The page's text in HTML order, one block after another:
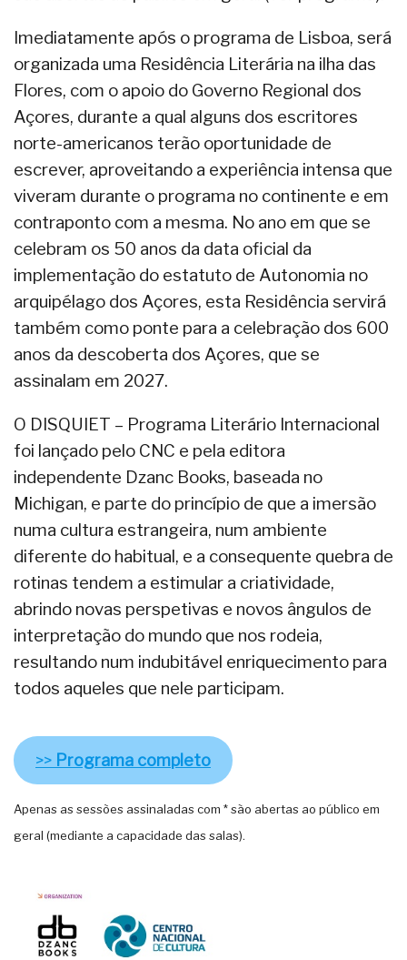
Imediatamente após o programa de Lisboa, será
organizada uma Residência Literária na ilha das
Flores, com o apoio do Governo Regional dos
Açores, durante a qual alguns dos escritores
norte-americanos terão oportunidade de
escrever, aproveitando a experiência intensa que
viveram durante o programa no continente e em
contraponto com a mesma. No ano em que se
celebram os 50 anos da data oficial da
implementação do estatuto de Autonomia no
arquipélago dos Açores, esta Residência servirá
também como ponte para a celebração dos 600
anos da descoberta dos Açores, que se
assinalam em 2027.
O DISQUIET – Programa Literário Internacional
foi lançado pelo CNC e pela editora
independente Dzanc Books, baseada no
Michigan, e parte do princípio de que a imersão
numa cultura estrangeira, num ambiente
diferente do habitual, e a consequente quebra de
rotinas tendem a estimular a criatividade,
abrindo novas perspetivas e novos ângulos de
interpretação do mundo que nos rodeia,
resultando num indubitável enriquecimento para
todos aqueles que nele participam.
>> Programa completo
Apenas as sessões assinaladas com * são abertas ao público em
geral (mediante a capacidade das salas).